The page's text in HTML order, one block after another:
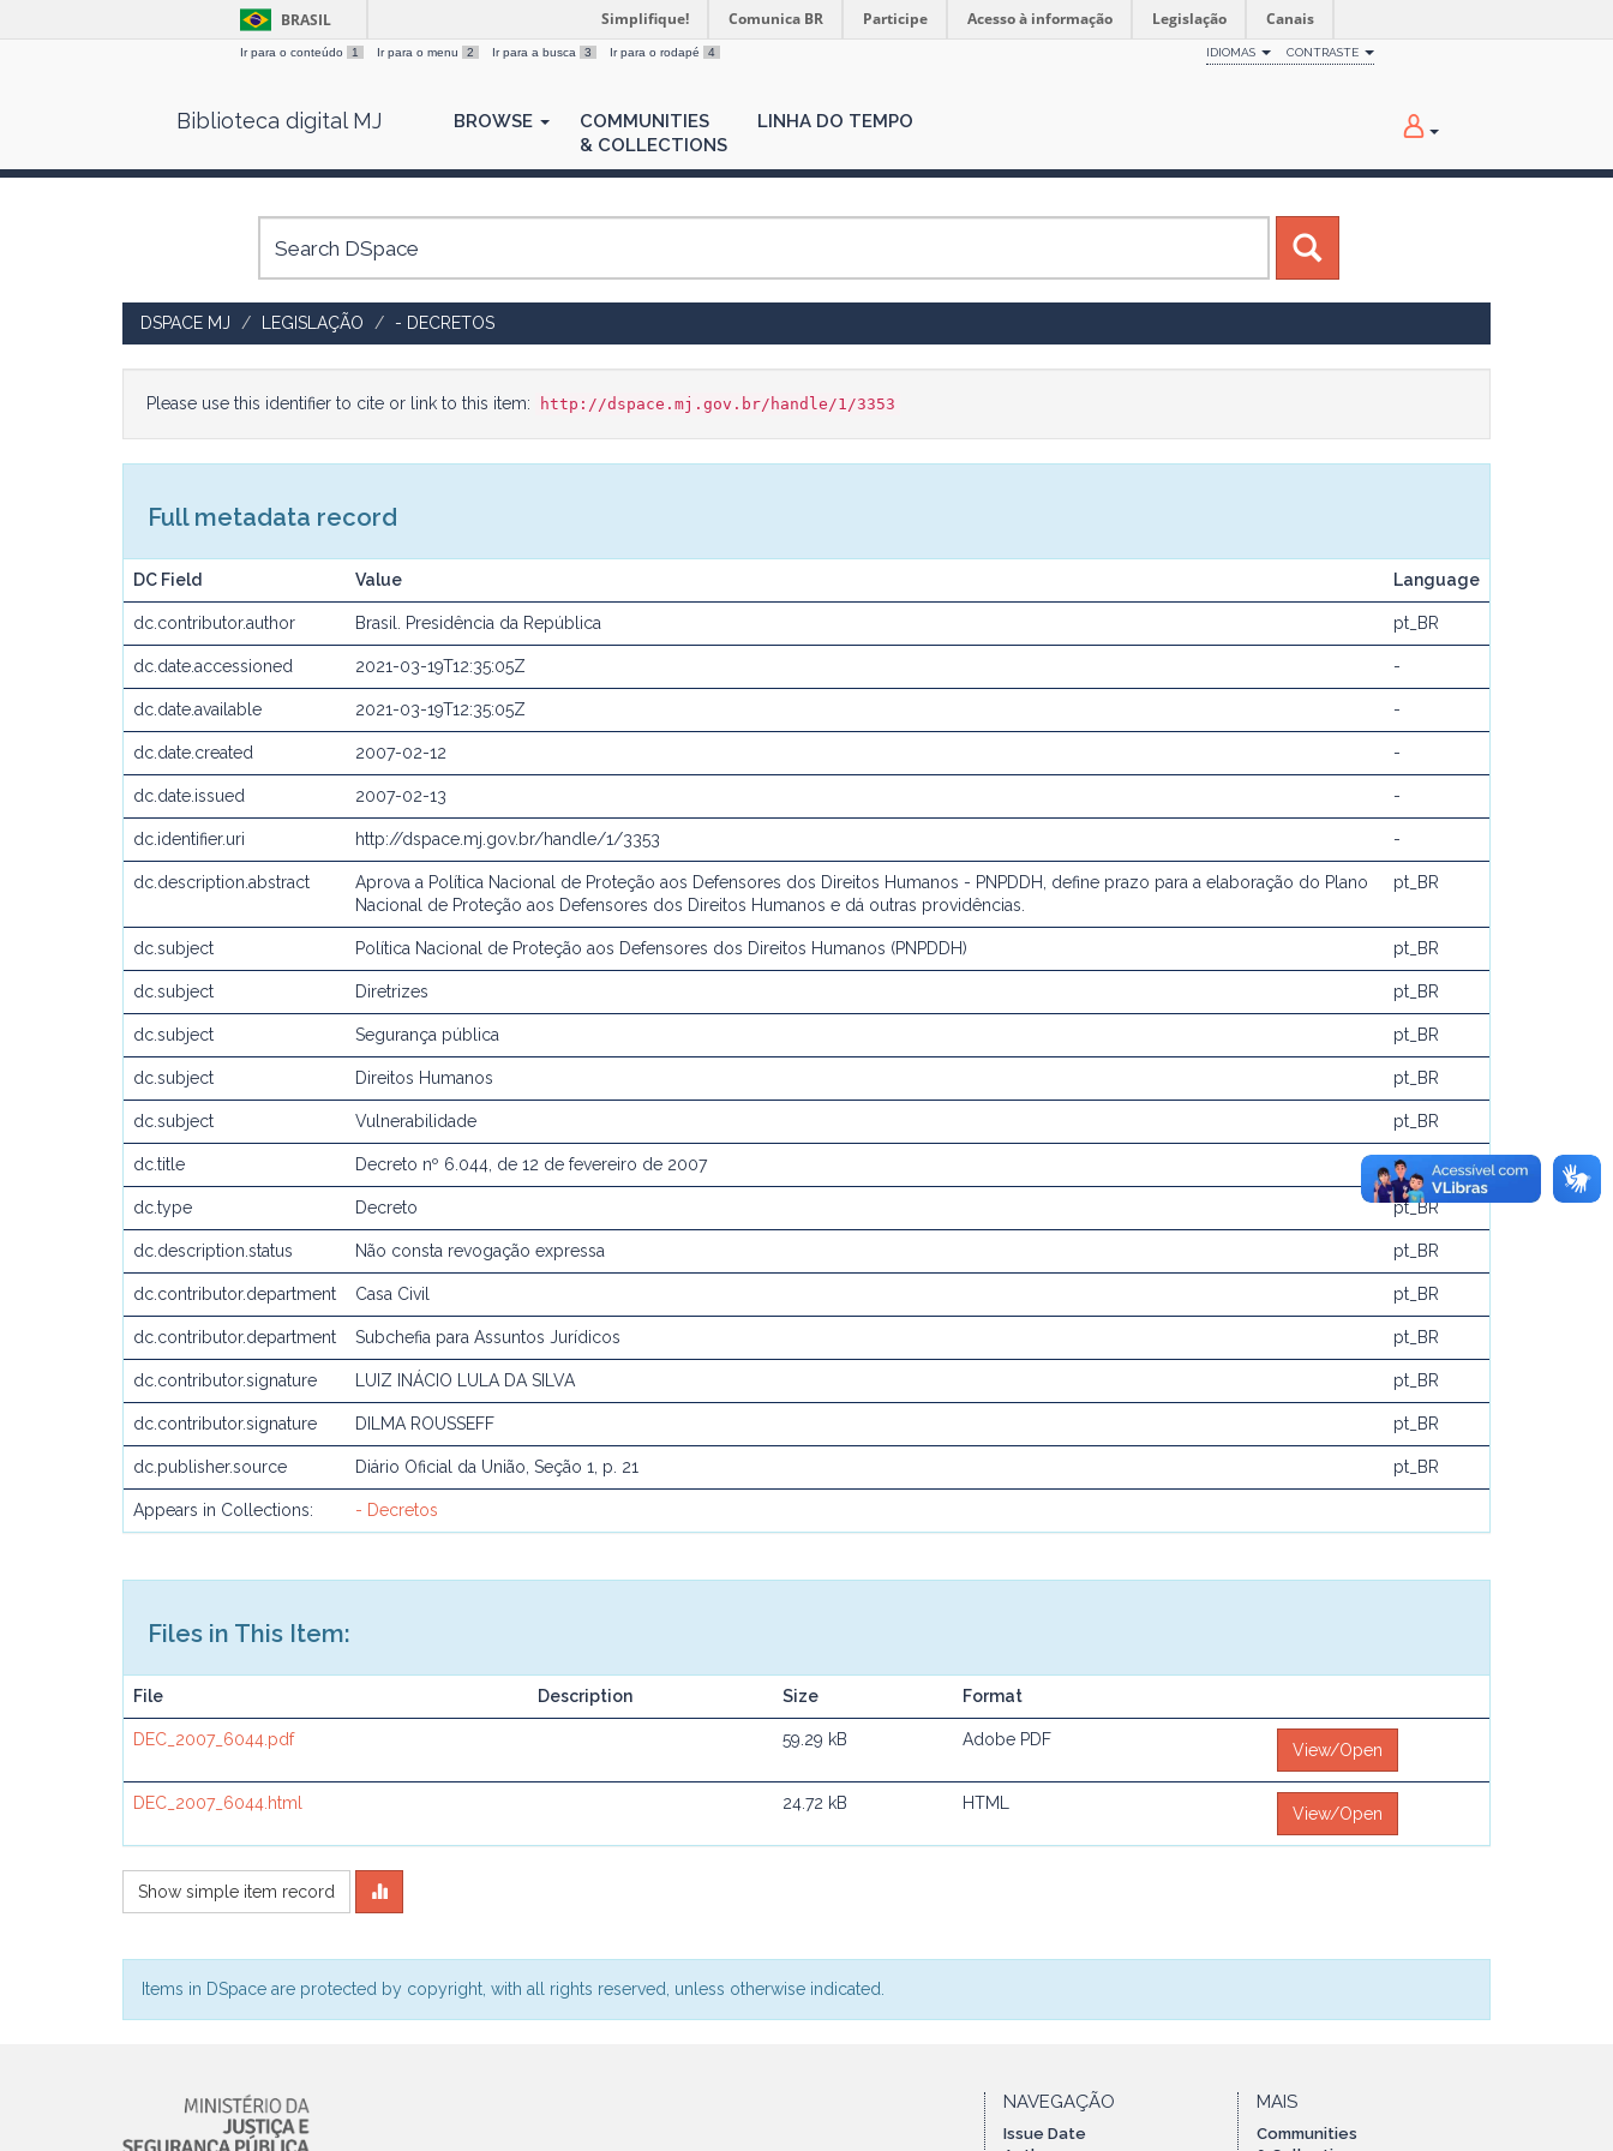
BRASIL Simplifique! Comunica BR Participe Acesso à informação Legislação Canais
Ir para o conteúdo 1 Ir para o menu 2 Ir para a busca 3 Ir para o rodapé 4 IDIOMAS CONTRASTE
Biblioteca digital MJ BROWSE
COMMUNITIES
& COLLECTIONS
LINHA DO TEMPO
DSPACE MJ LEGISLAÇÃO - DECRETOS
Please use this identifier to cite or link to this item: http://dspace.mj.gov.br/handle/1/3353
Full metadata record
DC Field Value Language
dc.contributor.author Brasil. Presidência da República pt_BR
dc.date.accessioned 2021-03-19T12:35:05Z -
dc.date.available 2021-03-19T12:35:05Z -
dc.date.created 2007-02-12 -
dc.date.issued 2007-02-13 -
dc.identifier.uri http://dspace.mj.gov.br/handle/1/3353 -
dc.description.abstract
Aprova a Política Nacional de Proteção aos Defensores dos Direitos Humanos - PNPDDH, define prazo para a elaboração do Plano
Nacional de Proteção aos Defensores dos Direitos Humanos e dá outras providências.
pt_BR
dc.subject Política Nacional de Proteção aos Defensores dos Direitos Humanos (PNPDDH) pt_BR
dc.subject Diretrizes pt_BR
dc.subject Segurança pública pt_BR
dc.subject Direitos Humanos pt_BR
dc.subject Vulnerabilidade pt_BR
dc.title Decreto nº 6.044, de 12 de fevereiro de 2007 pt_BR
dc.type Decreto pt_BR
dc.description.status Não consta revogação expressa pt_BR
dc.contributor.department Casa Civil pt_BR
dc.contributor.department Subchefia para Assuntos Jurídicos pt_BR
dc.contributor.signature LUIZ INÁCIO LULA DA SILVA pt_BR
dc.contributor.signature DILMA ROUSSEFF pt_BR
dc.publisher.source Diário Oficial da União, Seção 1, p. 21 pt_BR
Appears in Collections: - Decretos
Files in This Item:
File Description Size Format
DEC_2007_6044.pdf 59.29 kB Adobe PDF
View/Open
DEC_2007_6044.html 24.72 kB HTML
View/Open
Show simple item record
Items in DSpace are protected by copyright, with all rights reserved, unless otherwise indicated.
NAVEGAÇÃO
Issue Date
MAIS
Communities